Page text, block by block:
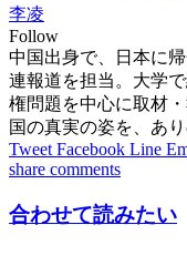
李凌
Follow
中国出身で、日本に
連報道を担当。大学
権問題を中心に取材
国の真実の姿を、あ
Tweet Facebook Line
share comments
合わせて読みたい